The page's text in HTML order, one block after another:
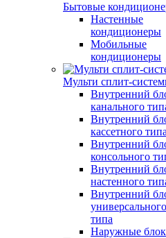
Бытовые
Настенные
кондиционеры
Мобильные
кондиционеры
Мульти сплит-
Внутренний
канального
Внутренний
кассетного типа
Внутренний
консольного
Внутренний
настенного
Внутренний
универсального
типа
Наружные